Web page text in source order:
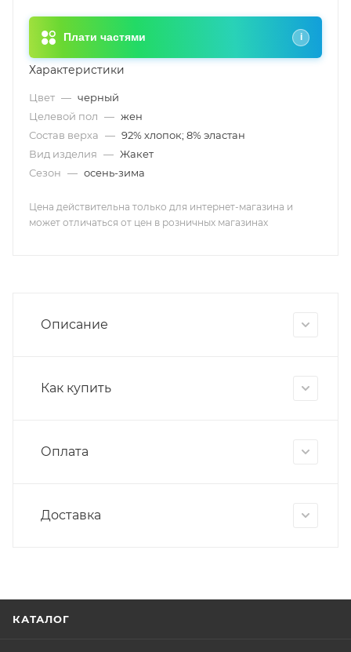
Плати частями i
Характеристики
Цвет — черный
Целевой пол — жен
Состав верха — 92% хлопок; 8% эластан
Вид изделия — Жакет
Сезон — осень-зима
Цена действительна только для интернет-магазина и
может отличаться от цен в розничных магазинах
Описание
Как купить
Оплата
Доставка
КАТАЛОГ